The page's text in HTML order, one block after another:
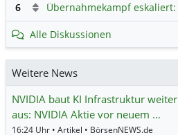
6
Alle Diskussionen
Weitere News
NVIDIA baut KI Infrastruktur weiter
aus: NVIDIA Aktie vor neuem …
16:24 Uhr • Artikel • BörsenNEWS.de